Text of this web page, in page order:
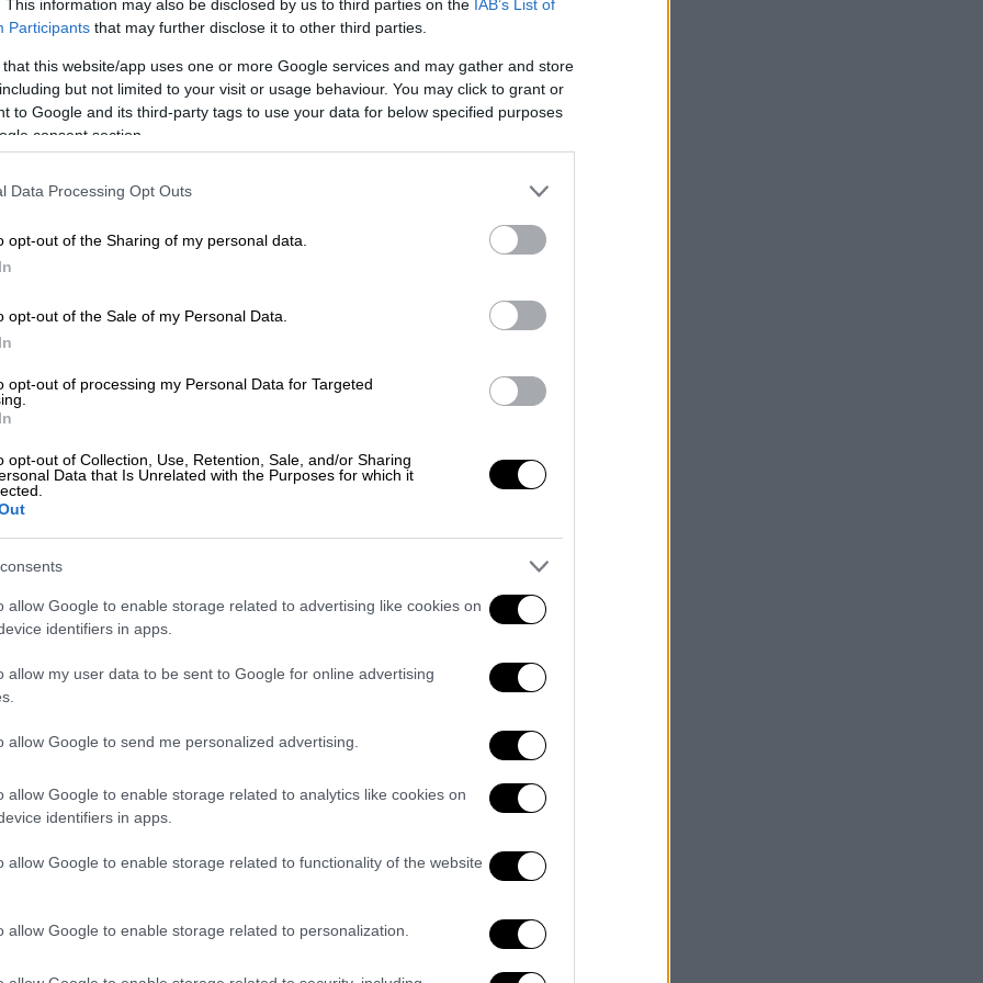
This information may also be disclosed by us to third parties on the IAB’s List of
Participants that may further disclose it to other third parties.
that this website/app uses one or more Google services and may gather and store
but not limited to your visit or usage behaviour. You may click to grant or
to Google and its third-party tags to use your data for below specified purposes
consent section.
Data Processing Opt Outs
opt-out of the Sharing of my personal data.
opt-out of the Sale of my Personal Data.
opt-out of processing my Personal Data for Targeted
opt-out of Collection, Use, Retention, Sale, and/or Sharing
Data that Is Unrelated with the Purposes for which it
allow Google to enable storage related to advertising like cookies on
identifiers in apps.
allow my user data to be sent to Google for online advertising
allow Google to send me personalized advertising.
allow Google to enable storage related to analytics like cookies on
identifiers in apps.
allow Google to enable storage related to functionality of the website
allow Google to enable storage related to personalization.
- Οι ημερομηνίες και
Δελτίου
(password) και τον 8ψήφιο κωδικό
επισκέπτονται την ηλεκτρονική
Βάση Εισαγωγής (ΕΒΕ) κάθε τμήματος,
των πρακτικών δοκιμασιών, τον αριθμό
του και φυσικά το ηλεκτρονικό
βλέπουν προσυμπληρωμένα τα
τμήματα, που αντιστοιχούν στο
τα υπολογισμένα μόρια βάσει των
Συντελεστών Βαρύτητας.
να επιλέξουν ΜΟΝΟ τα τμήματα,
κάθε υποψήφιος θα βλέπει τα
όρος των βαθμολογικών του
από την ΕΒΕ κάθε τμήματος,
και της ΕΒΕ του ειδικού μαθήματος ή
προτιμήσεις, αρχικά πρέπει να
Μηχανογραφικού». Αυτή τη διαδικασία
να την κάνουν όσες φορές θέλουν,
πάλι κάποιες προτιμήσεις τους και
Μηχανογραφικού Δελτίου».